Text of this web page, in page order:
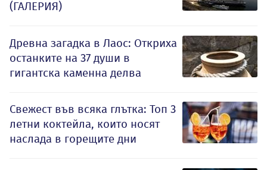
(ГАЛЕРИЯ)
Древна загадка в Лаос: Откриха
останките на 37 души в
гигантска каменна делва
Свежест във всяка глътка: Топ 3
летни коктейла, които носят
наслада в горещите дни